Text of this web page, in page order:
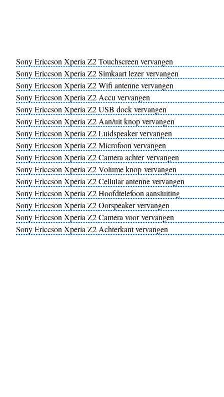
Sony Ericcson Xperia Z2 Touchscreen vervangen
Sony Ericcson Xperia Z2 Simkaart lezer vervangen
Sony Ericcson Xperia Z2 Wifi antenne vervangen
Sony Ericcson Xperia Z2 Accu vervangen
Sony Ericcson Xperia Z2 USB dock vervangen
Sony Ericcson Xperia Z2 Aan/uit knop vervangen
Sony Ericcson Xperia Z2 Luidspeaker vervangen
Sony Ericcson Xperia Z2 Microfoon vervangen
Sony Ericcson Xperia Z2 Camera achter vervangen
Sony Ericcson Xperia Z2 Volume knop vervangen
Sony Ericcson Xperia Z2 Cellular antenne vervangen
Sony Ericcson Xperia Z2 Hoofdtelefoon aansluiting
Sony Ericcson Xperia Z2 Oorspeaker vervangen
Sony Ericcson Xperia Z2 Camera voor vervangen
Sony Ericcson Xperia Z2 Achterkant vervangen